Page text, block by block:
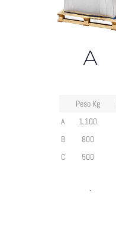
Peso Kg
A
1.100
B
800
C
500